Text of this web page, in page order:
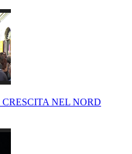
NEL NORD